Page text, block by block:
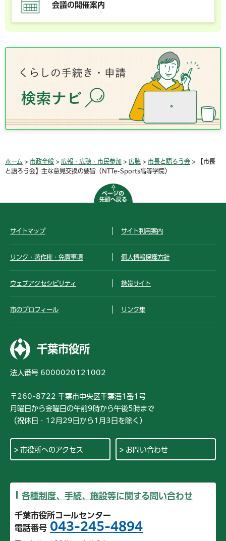
会議の開催案内
ホーム > 市政全般 > 広報・広聴・市民参加 > 広聴 > 市長と語ろう会 > 【市長
と語ろう会】主な意見交換の要旨（NTTe-Sports高等学院）
ページの
先頭へ戻る
サイトマップ サイト利用案内
リンク・著作権・免責事項 個人情報保護方針
ウェブアクセシビリティ 携帯サイト
市のプロフィール リンク集
千葉市役所
法人番号 6000020121002
〒260-8722 千葉市中央区千葉港1番1号
月曜日から金曜日の午前9時から午後5時まで
（祝休日・12月29日から1月3日を除く）
市役所へのアクセス お問い合わせ
各種制度、手続、施設等に関する問い合わせ
千葉市役所コールセンター
電話番号 043-245-4894